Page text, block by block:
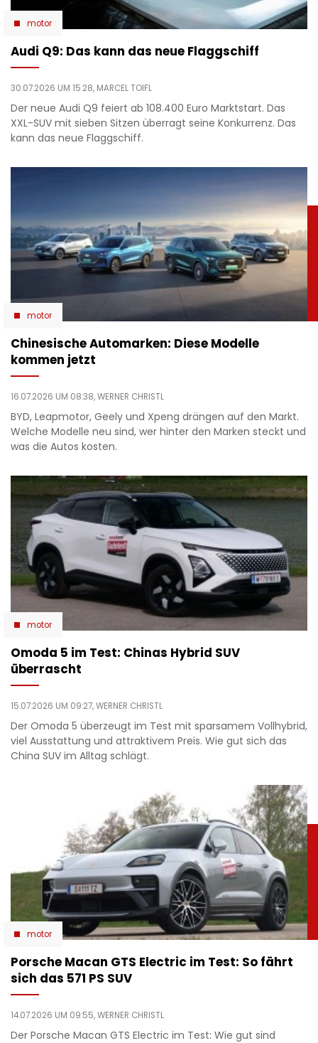
motor
Audi Q9: Das kann das neue Flaggschiff
30.07.2026 UM 15:28, MARCEL TOIFL
Der neue Audi Q9 feiert ab 108.400 Euro Marktstart. Das
XXL-SUV mit sieben Sitzen überragt seine Konkurrenz. Das
kann das neue Flaggschiff.
motor
Chinesische Automarken: Diese Modelle
kommen jetzt
16.07.2026 UM 08:38,WERNER CHRISTL
BYD, Leapmotor, Geely und Xpeng drängen auf den Markt.
Welche Modelle neu sind, wer hinter den Marken steckt und
was die Autos kosten.
motor
Omoda 5 im Test: Chinas Hybrid SUV
überrascht
15.07.2026 UM 09:27,WERNER CHRISTL
Der Omoda 5 überzeugt im Test mit sparsamem Vollhybrid,
viel Ausstattung und attraktivem Preis. Wie gut sich das
China SUV im Alltag schlägt.
motor
Porsche Macan GTS Electric im Test: So fährt
sich das 571 PS SUV
14.07.2026 UM 09:55,WERNER CHRISTL
Der Porsche Macan GTS Electric im Test: Wie gut sind